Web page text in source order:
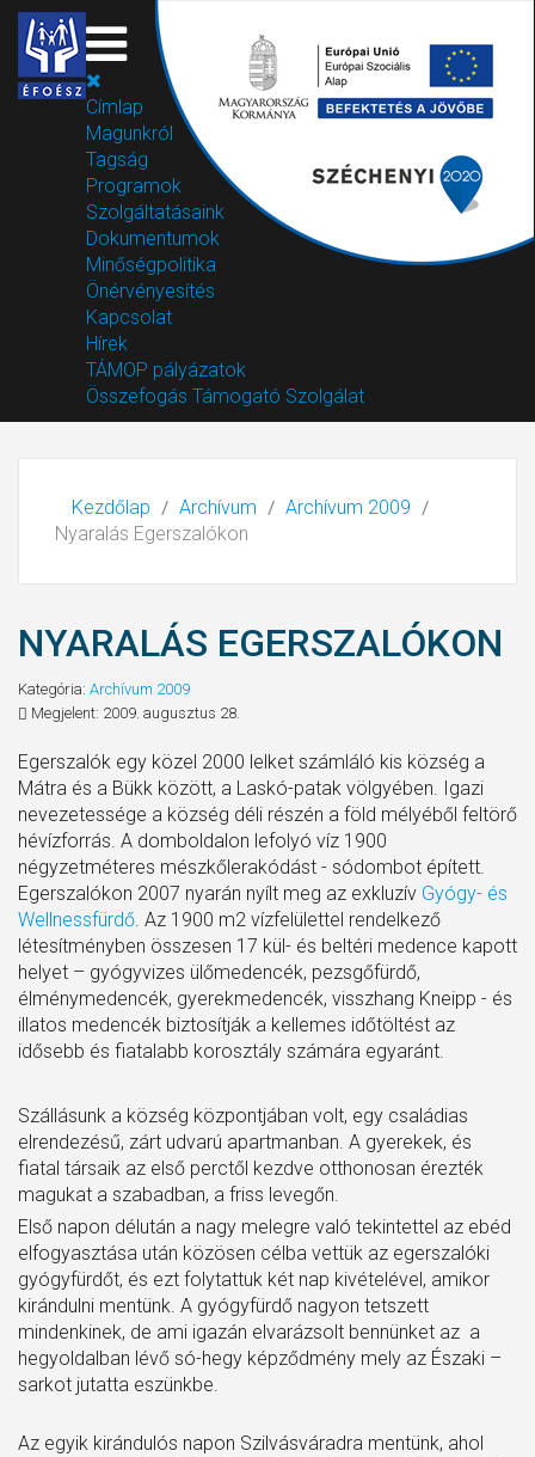
Címlap
Magunkról
Tagság
Programok
Szolgáltatásaink
Dokumentumok
Minőségpolitika
Önérvényesítés
Kapcsolat
Hírek
TÁMOP pályázatok
Összefogás Támogató Szolgálat
Kezdőlap Archívum
Archívum 2009
Nyaralás Egerszalókon
NYARALÁS EGERSZALÓKON
Kategória: Archívum 2009
Megjelent: 2009. augusztus 28.
Egerszalók egy közel 2000 lelket számláló kis község a
Mátra és a Bükk között, a Laskó-patak völgyében. Igazi
nevezetessége a község déli részén a föld mélyéből feltörő
hévízforrás. A domboldalon lefolyó víz 1900
négyzetméteres mészkőlerakódást - sódombot épített.
Egerszalókon 2007 nyarán nyílt meg az exkluzív Gyógy- és
Wellnessfürdő. Az 1900 m2 vízfelülettel rendelkező
létesítményben összesen 17 kül- és beltéri medence kapott
helyet – gyógyvizes ülőmedencék, pezsgőfürdő,
élménymedencék, gyerekmedencék, visszhang Kneipp - és
illatos medencék biztosítják a kellemes időtöltést az
idősebb és fiatalabb korosztály számára egyaránt.
Szállásunk a község központjában volt, egy családias
elrendezésű, zárt udvarú apartmanban. A gyerekek, és
fiatal társaik az első perctől kezdve otthonosan érezték
magukat a szabadban, a friss levegőn.
Első napon délután a nagy melegre való tekintettel az ebéd
elfogyasztása után közösen célba vettük az egerszalóki
gyógyfürdőt, és ezt folytattuk két nap kivételével, amikor
kirándulni mentünk. A gyógyfürdő nagyon tetszett
mindenkinek, de ami igazán elvarázsolt bennünket az a
hegyoldalban lévő só-hegy képződmény mely az Északi –
sarkot jutatta eszünkbe.
Az egyik kirándulós napon Szilvásváradra mentünk, ahol